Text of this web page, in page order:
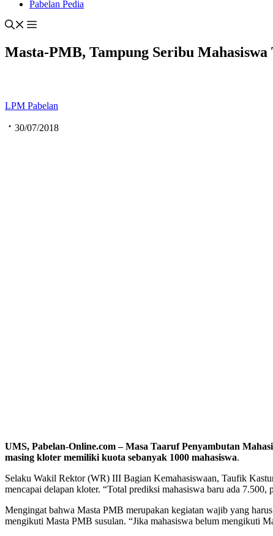
Pabelan Pedia
Masta-PMB, Tampung Seribu
LPM Pabelan
30/07/2018
UMS, Pabelan-Online.com – Masa Taaruf Penyambutan
masing kloter memiliki kuota sebanyak 1000 mahasiswa.
Selaku Wakil Rektor (WR) III Bagian Kemahasiswaan, Taufik
mencapai delapan kloter. “Total prediksi mahasiswa baru ada
Mengingat bahwa Masta PMB merupakan kegiatan wajib yang
mengikuti Masta PMB susulan. “Jika mahasiswa belum mengikuti